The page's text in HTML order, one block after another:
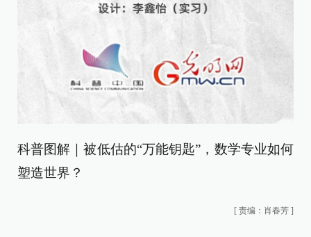
科普图解｜被低估的“万能钥匙”，数学专业如何
塑造世界？
[ 责编：肖春芳 ]